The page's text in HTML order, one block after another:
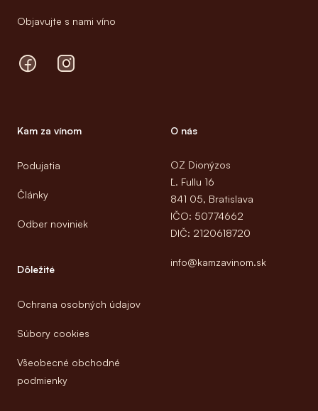
Objavujte s nami víno
FacebookInstagram
Kam za vínom
Podujatia
Články
Odber noviniek
Dôležité
Ochrana osobných údajov
Súbory cookies
Všeobecné obchodné
podmienky
O nás
OZ Dionýzos
Ľ. Fullu 16
841 05, Bratislava
IČO: 50774662
DIČ: 2120618720
info@kamzavinom.sk